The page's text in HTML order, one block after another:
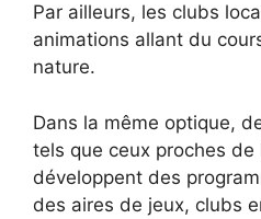
Par ailleurs, les clubs
animations allant du
nature.
Dans la même optique,
tels que ceux proches de
développent des
des aires de jeux, clubs